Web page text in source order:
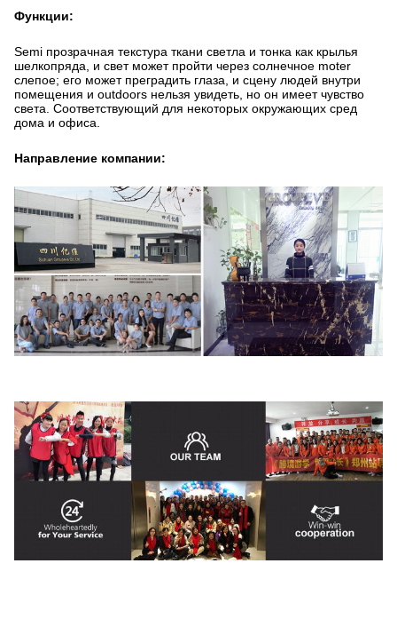
Функции:
Semi прозрачная текстура ткани светла и тонка как крылья
шелкопряда, и свет может пройти через солнечное moter
слепое; его может преградить глаза, и сцену людей внутри
помещения и outdoors нельзя увидеть, но он имеет чувство
света. Соответствующий для некоторых окружающих сред
дома и офиса.
Направление компании: